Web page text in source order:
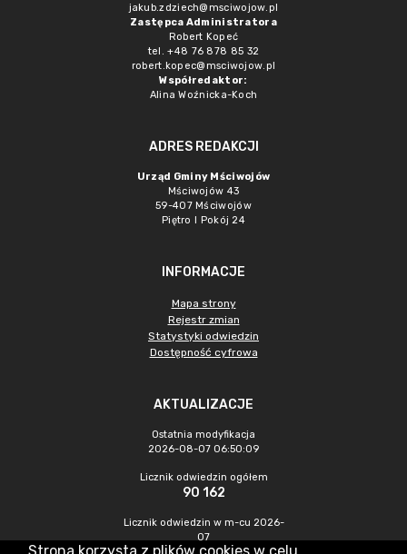
jakub.zdziech@msciwojow.pl
Zastępca Administratora
Robert Kopeć
tel. +48 76 878 85 32
robert.kopec@msciwojow.pl
Współredaktor:
Alina Woźnicka-Koch
ADRES REDAKCJI
Urząd Gminy Mściwojów
Mściwojów 43
59-407 Mściwojów
Piętro I Pokój 24
INFORMACJE
Mapa strony
Rejestr zmian
Statystyki odwiedzin
Dostępność cyfrowa
AKTUALIZACJE
Ostatnia modyfikacja
2026-08-07 06:50:09
Licznik odwiedzin ogółem
90 162
Licznik odwiedzin w m-cu 2026-
07